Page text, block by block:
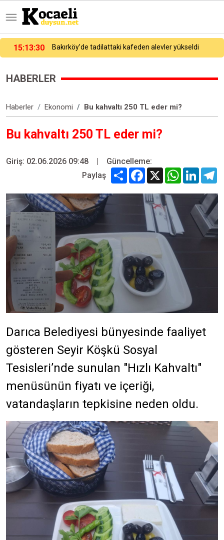
15:06:07
HABERLER
Haberler Ekonomi Bu kahvaltı 250 TL eder mi?
Bu kahvaltı 250 TL eder mi?
Giriş: 02.06.2026 09:48 |
Güncelleme:
Paylaş
Share Facebook
X WhatsApp
Darıca Belediyesi bünyesinde faaliyet
gösteren Seyir Köşkü Sosyal
Tesisleri’nde sunulan "Hızlı Kahvaltı"
menüsünün fiyatı ve içeriği,
vatandaşların tepkisine neden oldu.